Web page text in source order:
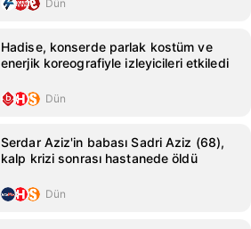
Dün
Hadise, konserde parlak kostüm ve
enerjik koreografiyle izleyicileri etkiledi
Dün
Serdar Aziz'in babası Sadri Aziz (68),
kalp krizi sonrası hastanede öldü
Dün